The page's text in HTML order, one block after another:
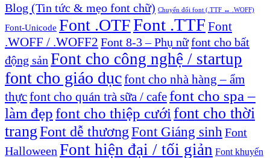
Blog (Tin tức & mẹo font chữ) Chuyển đổi font (.TTF ↔ .WOFF)
Font-Unicode Font .OTFFont .TTF Font
.WOFF / .WOFF2 Font 8-3 – Phụ nữfont cho bất
động sản Font cho công nghệ / startup
font cho giáo dụcfont cho nhà hàng – ẩm
thựcfont cho quán trà sữa / cafefont cho spa –
làm đẹpfont cho thiệp cưới font cho thời
trangFont dễ thươngFont Giáng sinh Font
Halloween Font hiện đại / tối giản Font khuyến